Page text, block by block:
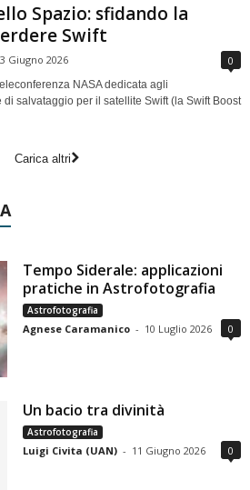
Spazio: sfidando la
Swift
Giugno 2026 0
NASA dedicata agli
salvataggio per il satellite Swift (la Swift Boost
Carica altri
Tempo Siderale: applicazioni
pratiche in Astrofotografia
Astrofotografia
Agnese Caramanico - 10 Luglio 2026 0
Un bacio tra divinità
Astrofotografia
Luigi Civita (UAN) - 11 Giugno 2026 0